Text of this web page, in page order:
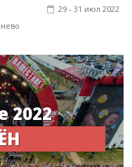
29 - 31 июл 2022
2022